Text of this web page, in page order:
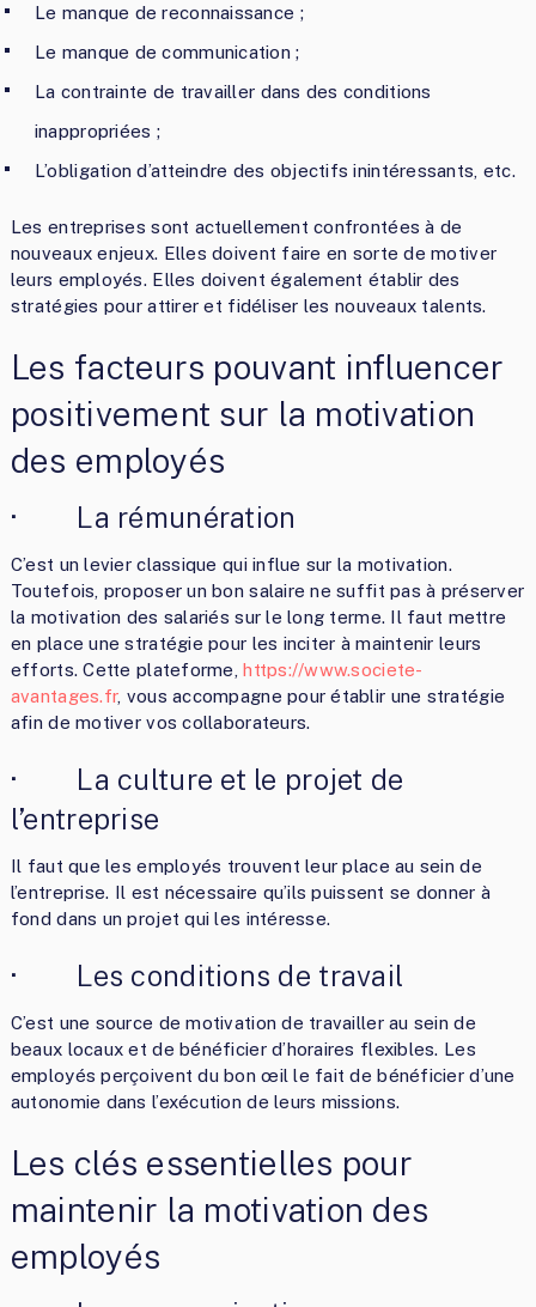
Le manque de reconnaissance ;
Le manque de communication ;
La contrainte de travailler dans des conditions
inappropriées ;
L’obligation d’atteindre des objectifs inintéressants, etc.
Les entreprises sont actuellement confrontées à de
nouveaux enjeux. Elles doivent faire en sorte de motiver
leurs employés. Elles doivent également établir des
stratégies pour attirer et fidéliser les nouveaux talents.
Les facteurs pouvant influencer
positivement sur la motivation
des employés
· La rémunération
C’est un levier classique qui influe sur la motivation.
Toutefois, proposer un bon salaire ne suffit pas à préserver
la motivation des salariés sur le long terme. Il faut mettre
en place une stratégie pour les inciter à maintenir leurs
efforts. Cette plateforme,https://www.societe-
avantages.fr, vous accompagne pour établir une stratégie
afin de motiver vos collaborateurs.
· La culture et le projet de
l’entreprise
Il faut que les employés trouvent leur place au sein de
l’entreprise. Il est nécessaire qu’ils puissent se donner à
fond dans un projet qui les intéresse.
· Les conditions de travail
C’est une source de motivation de travailler au sein de
beaux locaux et de bénéficier d’horaires flexibles. Les
employés perçoivent du bon œil le fait de bénéficier d’une
autonomie dans l’exécution de leurs missions.
Les clés essentielles pour
maintenir la motivation des
employés